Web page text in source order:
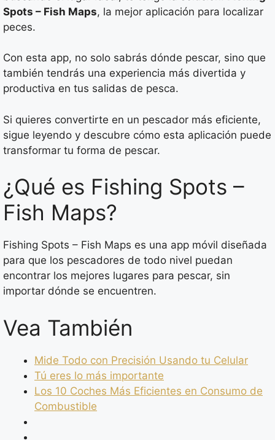
Spots – Fish Maps, la mejor aplicación para localizar
peces.
Con esta app, no solo sabrás dónde pescar, sino que
también tendrás una experiencia más divertida y
productiva en tus salidas de pesca.
Si quieres convertirte en un pescador más eficiente,
sigue leyendo y descubre cómo esta aplicación puede
transformar tu forma de pescar.
¿Qué es Fishing Spots –
Fish Maps?
Fishing Spots – Fish Maps es una app móvil diseñada
para que los pescadores de todo nivel puedan
encontrar los mejores lugares para pescar, sin
importar dónde se encuentren.
Vea También
Mide Todo con Precisión Usando tu Celular
Tú eres lo más importante
Los 10 Coches Más Eficientes en Consumo de
Combustible